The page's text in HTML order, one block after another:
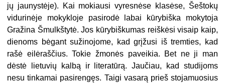
jų jaunystėje). Kai mokiausi vyresnėse klasėse, Šeštokų
vidurinėje mokykloje pasirodė labai kūrybiška mokytoja
Gražina Šmulkštytė. Jos kūrybiškumas reiškėsi visaip kaip,
dienoms bėgant sužinojome, kad grįžusi iš tremties, kad
rašė eilėraščius. Tokie žmonės paveikia. Bet ne ji man
dėstė lietuvių kalbą ir literatūrą. Jaučiau, kad studijoms
nesu tinkamai pasirengęs. Taigi vasarą prieš stojamuosius